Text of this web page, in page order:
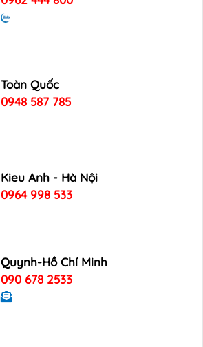
Toàn Quốc
0948 587 785
Kieu Anh - Hà Nội
0964 998 533
Quynh-Hồ Chí Minh
090 678 2533